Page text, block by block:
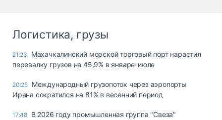
Логистика, грузы
21:23
Махачкалинский морской торговый порт нарастил
перевалку грузов на 45,9% в январе-июле
20:25 Международный грузопоток через аэропорты
Ирана сократился на 81% в весенний период
17:48 В 2026 году промышленная группа "Свеза"